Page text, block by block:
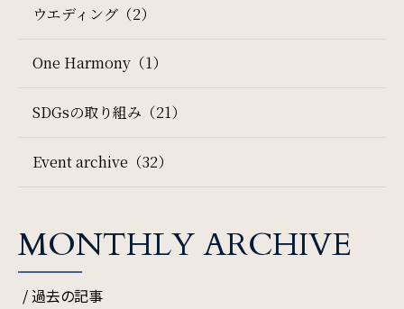
SDGsへの取り組み
採用情報
ご宿泊日を検索
宿泊予約
ウエディング（2）
One Harmony（1）
SDGsの取り組み（21）
Event archive（32）
MONTHLY ARCHIVE
/ 過去の記事